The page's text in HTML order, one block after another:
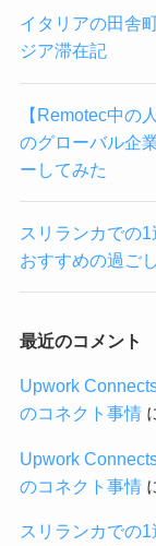
イタリアの田舎
ジア滞在記
【Remotec中の
のグローバル企
ーしてみた
スリランカでの
おすすめの過ご
最近のコメント
Upwork
のコネクト事情
Upwork
のコネクト事情
スリランカでの